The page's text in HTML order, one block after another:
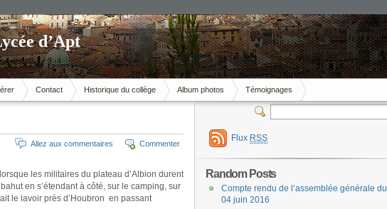
d’Apt
Contact Historique du collège Album photos Témoignages
Allez aux commentaires Commenter
les militaires du plateau d’Albion durent
en s’étendant à côté, sur le camping, sur
le lavoir près d’Houbron en passant
Flux RSS
Random Posts
Compte rendu de l’assemblée générale du
04 juin 2016